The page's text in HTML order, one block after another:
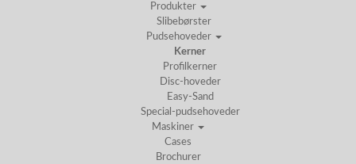
Produkter
Slibebørster
Pudsehoveder
Kerner
Profilkerner
Disc-hoveder
Easy-Sand
Special-pudsehoveder
Maskiner
Cases
Brochurer